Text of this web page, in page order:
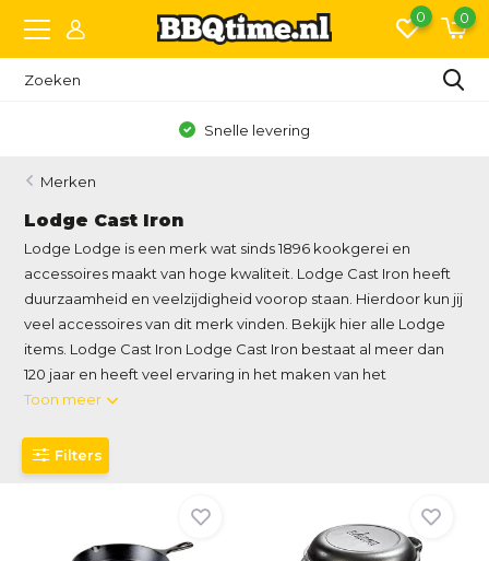
0 0
Snelle levering
Merken
Lodge Cast Iron
Lodge Lodge is een merk wat sinds 1896 kookgerei en
accessoires maakt van hoge kwaliteit. Lodge Cast Iron heeft
duurzaamheid en veelzijdigheid voorop staan. Hierdoor kun jij
veel accessoires van dit merk vinden. Bekijk hier alle Lodge
items. Lodge Cast Iron Lodge Cast Iron bestaat al meer dan
120 jaar en heeft veel ervaring in het maken van het
Toon meer
Filters